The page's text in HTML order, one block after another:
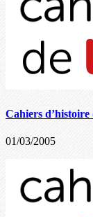
Cahiers d’histoire
01/03/2005